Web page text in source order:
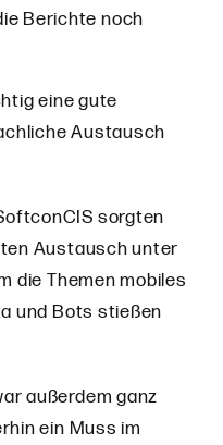
Berichte noch
eine gute
Austausch
sorgten
Austausch unter
die Themen mobiles
und Bots stießen
außerdem ganz
ein Muss im